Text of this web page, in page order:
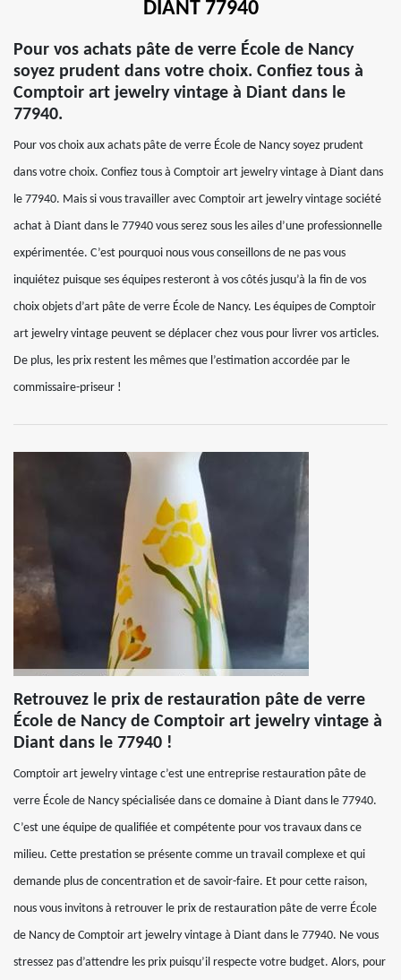
DIANT 77940
Pour vos achats pâte de verre École de Nancy
soyez prudent dans votre choix. Confiez tous à
Comptoir art jewelry vintage à Diant dans le
77940.
Pour vos choix aux achats pâte de verre École de Nancy soyez prudent
dans votre choix. Confiez tous à Comptoir art jewelry vintage à Diant dans
le 77940. Mais si vous travailler avec Comptoir art jewelry vintage société
achat à Diant dans le 77940 vous serez sous les ailes d’une professionnelle
expérimentée. C’est pourquoi nous vous conseillons de ne pas vous
inquiétez puisque ses équipes resteront à vos côtés jusqu’à la fin de vos
choix objets d’art pâte de verre École de Nancy. Les équipes de Comptoir
art jewelry vintage peuvent se déplacer chez vous pour livrer vos articles.
De plus, les prix restent les mêmes que l’estimation accordée par le
commissaire-priseur !
Retrouvez le prix de restauration pâte de verre
École de Nancy de Comptoir art jewelry vintage à
Diant dans le 77940 !
Comptoir art jewelry vintage c’est une entreprise restauration pâte de
verre École de Nancy spécialisée dans ce domaine à Diant dans le 77940.
C’est une équipe de qualifiée et compétente pour vos travaux dans ce
milieu. Cette prestation se présente comme un travail complexe et qui
demande plus de concentration et de savoir-faire. Et pour cette raison,
nous vous invitons à retrouver le prix de restauration pâte de verre École
de Nancy de Comptoir art jewelry vintage à Diant dans le 77940. Ne vous
stressez pas d’attendre les prix puisqu’il respecte votre budget. Alors, pour